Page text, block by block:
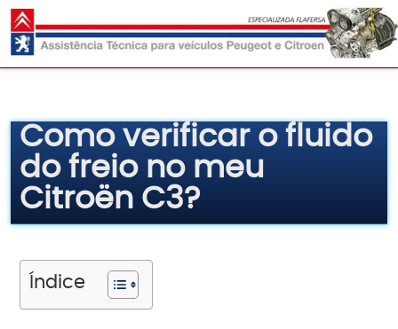
Pular
conteúdo
Como verificar o fluido
do freio no meu
Citroën C3?
Índice